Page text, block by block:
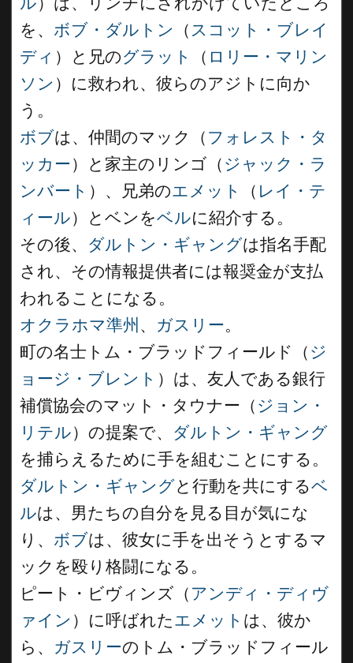
を、 ボブ・ダルトン （ スコット・ブレイ
ディ ）と兄のグラット （ ロリー・マリン
ソン ）に救われ、彼らのアジトに向か
う。
ボブは、仲間のマック（ フォレスト・タ
ッカー）と家主のリンゴ（ ジャック・ラ
ンバート ）、兄弟のエメット （ レイ・テ
ィール）とベンをベルに紹介する。
その後、 ダルトン・ギャングは指名手配
され、その情報提供者には報奨金が支払
われることになる。
オクラホマ準州 、 ガスリー。
町の名士トム・ブラッドフィールド（ ジ
ョージ・ブレント ）は、友人である銀行
補償協会のマット・タウナー（ ジョン・
リテル）の提案で、 ダルトン・ギャング
を捕らえるために手を組むことにする。
ダルトン・ギャングと行動を共にするベ
ルは、男たちの自分を見る目が気にな
り、 ボブは、彼女に手を出そうとするマ
ックを殴り格闘になる。
ピート・ビヴィンズ（ アンディ・ディヴ
ァイン ）に呼ばれたエメット は、彼か
ら、 ガスリーのトム・ブラッドフィール